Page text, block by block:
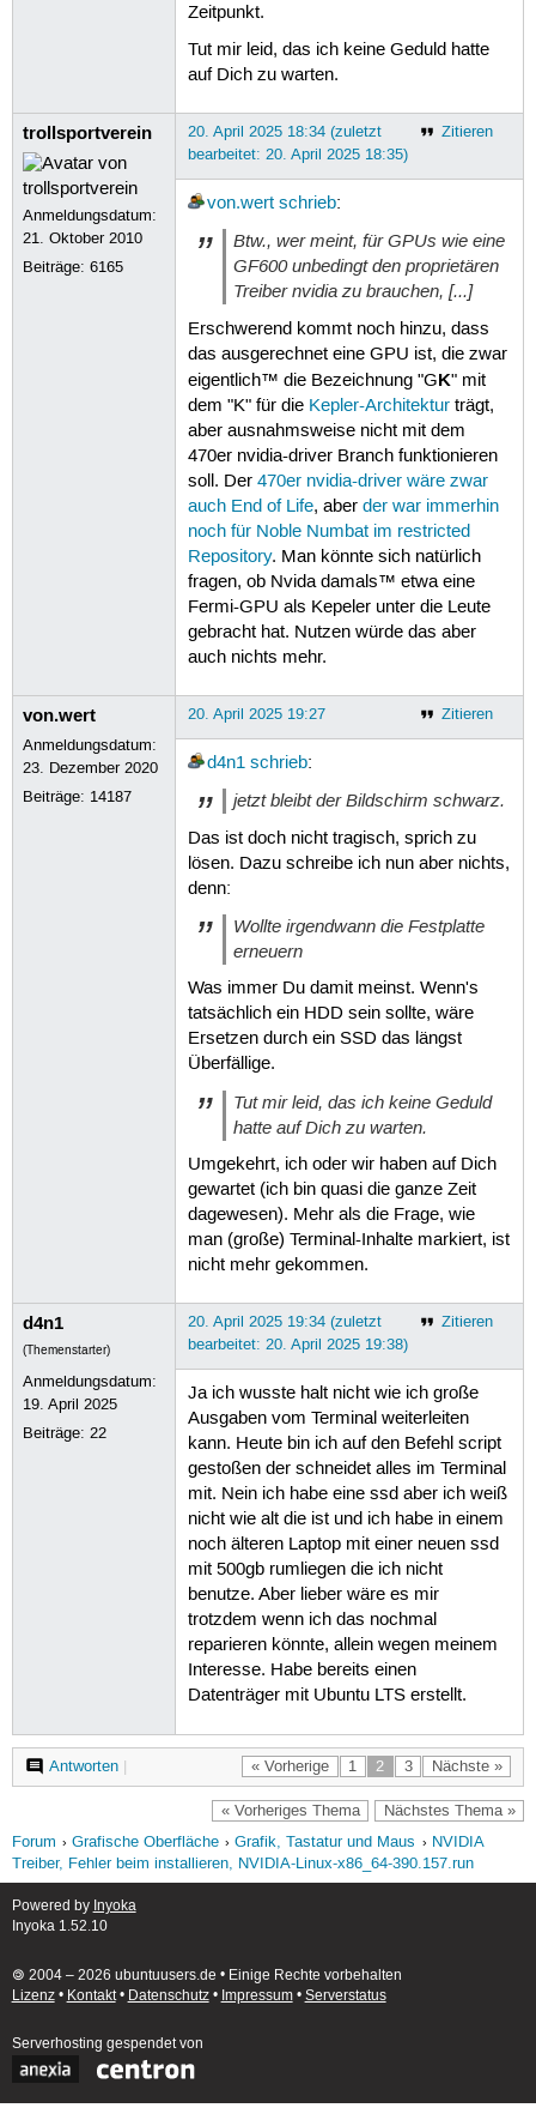
Zeitpunkt.
Tut mir leid, das ich keine Geduld hatte
auf Dich zu warten.
trollsportverein
Anmeldungsdatum:
21. Oktober 2010
Beiträge:6165
Zitieren
20. April 2025 18:34 (zuletzt
bearbeitet: 20. April 2025 18:35)
von.wert schrieb:
Btw., wer meint, für GPUs wie eine
GF600 unbedingt den proprietären
Treiber nvidia zu brauchen, [...]
Erschwerend kommt noch hinzu, dass
das ausgerechnet eine GPU ist, die zwar
eigentlich™ die Bezeichnung "GK" mit
dem "K" für die Kepler-Architekturträgt,
aber ausnahmsweise nicht mit dem
470er nvidia-driver Branch funktionieren
soll. Der 470er nvidia-driver wäre zwar
auch End of Life, aber der war immerhin
noch für Noble Numbat im restricted
Repository. Man könnte sich natürlich
fragen, ob Nvida damals™ etwa eine
Fermi-GPU als Kepeler unter die Leute
gebracht hat. Nutzen würde das aber
auch nichts mehr.
von.wert
Anmeldungsdatum:
23. Dezember 2020
Beiträge: 14187
Zitieren
20. April 2025 19:27
d4n1 schrieb:
jetzt bleibt der Bildschirm schwarz.
Das ist doch nicht tragisch, sprich zu
lösen. Dazu schreibe ich nun aber nichts,
denn:
Wollte irgendwann die Festplatte
erneuern
Was immer Du damit meinst. Wenn's
tatsächlich ein HDD sein sollte, wäre
Ersetzen durch ein SSD das längst
Überfällige.
Tut mir leid, das ich keine Geduld
hatte auf Dich zu warten.
Umgekehrt, ich oder wir haben auf Dich
gewartet (ich bin quasi die ganze Zeit
dagewesen). Mehr als die Frage, wie
man (große) Terminal-Inhalte markiert, ist
nicht mehr gekommen.
d4n1
(Themenstarter)
Anmeldungsdatum:
19. April 2025
Beiträge:22
Zitieren
20. April 2025 19:34 (zuletzt
bearbeitet: 20. April 2025 19:38)
Ja ich wusste halt nicht wie ich große
Ausgaben vom Terminal weiterleiten
kann. Heute bin ich auf den Befehl script
gestoßen der schneidet alles im Terminal
mit. Nein ich habe eine ssd aber ich weiß
nicht wie alt die ist und ich habe in einem
noch älteren Laptop mit einer neuen ssd
mit 500gb rumliegen die ich nicht
benutze. Aber lieber wäre es mir
trotzdem wenn ich das nochmal
reparieren könnte, allein wegen meinem
Interesse. Habe bereits einen
Datenträger mit Ubuntu LTS erstellt.
« Vorherige 1 2 3 Nächste »
Antworten|
« Vorheriges Thema Nächstes Thema »
Forum Grafische Oberfläche Grafik, Tastatur und Maus
NVIDIA
Treiber, Fehler beim installieren, NVIDIA-Linux-x86_64-390.157.run
Powered by Inyoka
Inyoka 1.52.10
🄯 2004 – 2026 ubuntuusers.de • Einige Rechte vorbehalten
Lizenz• Kontakt• Datenschutz• Impressum• Serverstatus
Serverhosting gespendet von